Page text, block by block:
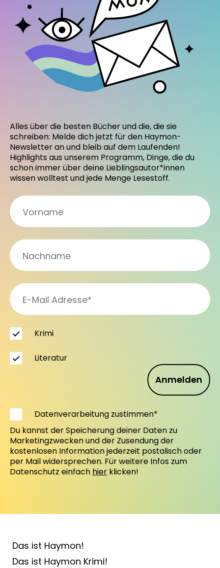
Alles über die besten Bücher und die, die sie
schreiben: Melde dich jetzt für den Haymon-
Newsletter an und bleib auf dem Laufenden!
Highlights aus unserem Programm, Dinge, die du
schon immer über deine Lieblingsautor*innen
wissen wolltest und jede Menge Lesestoff.
Anmelden
Krimi
Literatur
Datenverarbeitung zustimmen*
Du kannst der Speicherung deiner Daten zu
Marketingzwecken und der Zusendung der
kostenlosen Information jederzeit postalisch oder
per Mail widersprechen. Für weitere Infos zum
Datenschutz einfach hier klicken!
Das ist Haymon!
Das ist Haymon Krimi!